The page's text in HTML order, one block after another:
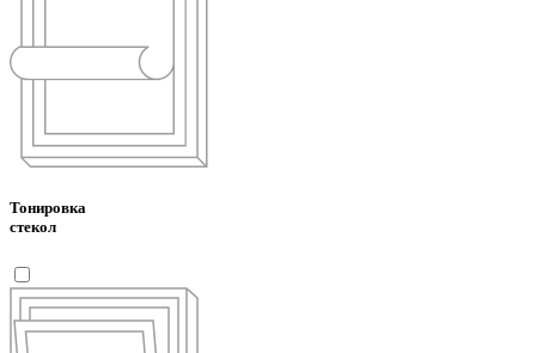
Тонировка
стекол